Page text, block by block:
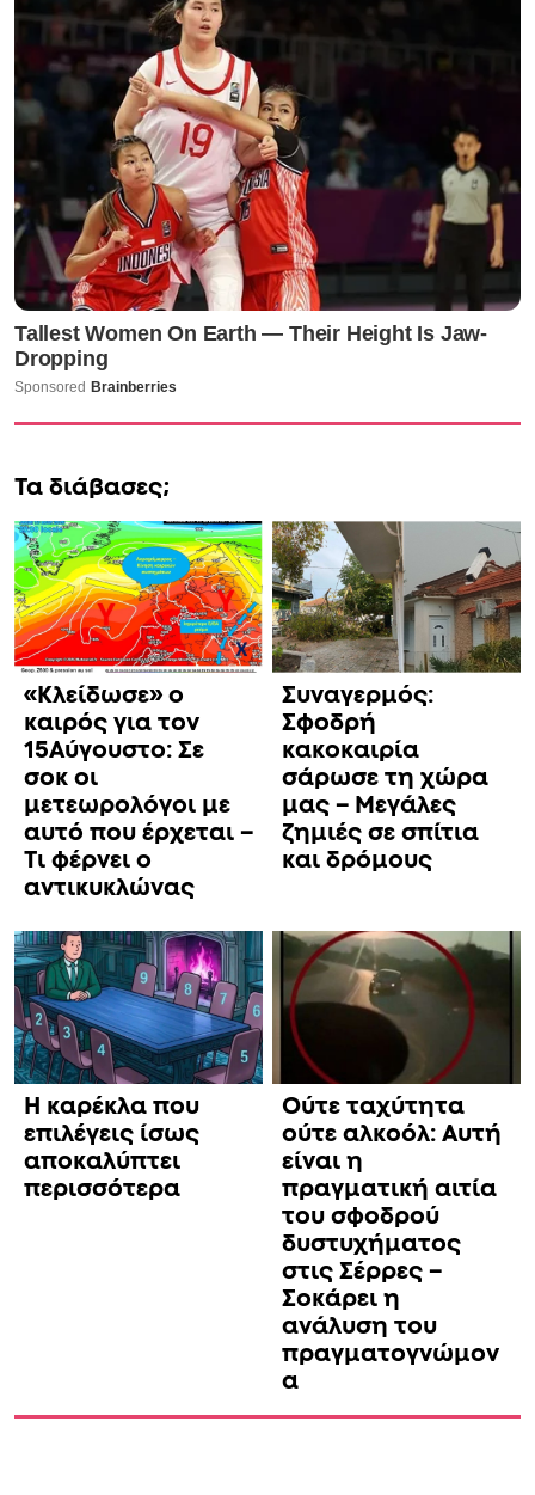
Τα διάβασες;
«Κλείδωσε» ο
καιρός για τον
15Αύγουστο: Σε
σοκ οι
μετεωρολόγοι με
αυτό που έρχεται –
Τι φέρνει ο
αντικυκλώνας
Συναγερμός:
Σφοδρή
κακοκαιρία
σάρωσε τη χώρα
μας – Μεγάλες
ζημιές σε σπίτια
και δρόμους
Η καρέκλα που
επιλέγεις ίσως
αποκαλύπτει
περισσότερα
Ούτε ταχύτητα
ούτε αλκοόλ: Αυτή
είναι η
πραγματική αιτία
του σφοδρού
δυστυχήματος
στις Σέρρες –
Σοκάρει η
ανάλυση του
πραγματογνώμον
α